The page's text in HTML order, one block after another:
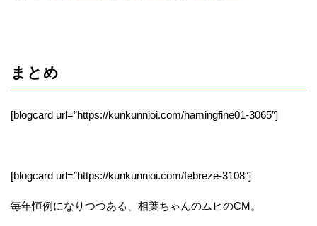
まとめ
[blogcard url=”https://kunkunnioi.com/hamingfine01-3065″]
[blogcard url=”https://kunkunnioi.com/febreze-3108″]
毎年恒例になりつつある、相葉ちゃんのムヒのCM。